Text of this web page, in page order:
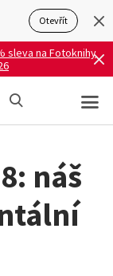
Otevřít
sleva na Fotoknihy
náš